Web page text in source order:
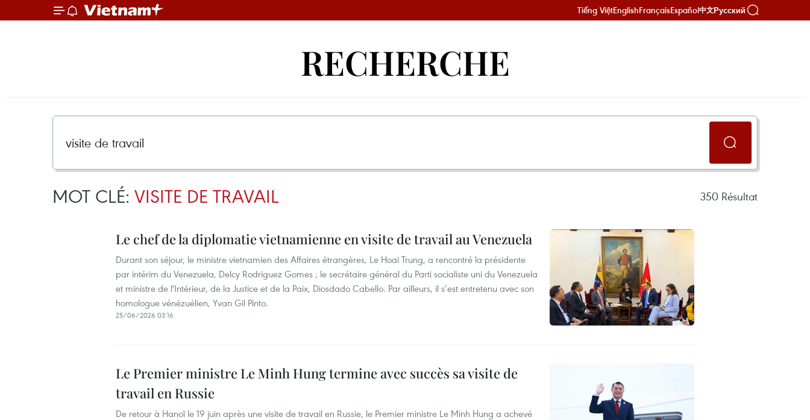
Tiếng ViệtEnglishFrançaisEspañol中文Русский
RECHERCHE
MOT CLÉ: VISITE DE TRAVAIL 350 Résultat
Le chef de la diplomatie vietnamienne en visite de travail au Venezuela
Durant son séjour, le ministre vietnamien des Affaires étrangères, Le Hoai Trung, a rencontré la présidente
par intérim du Venezuela, Delcy Rodriguez Gomes ; le secrétaire général du Parti socialiste uni du Venezuela
et ministre de l'Intérieur, de la Justice et de la Paix, Diosdado Cabello. Par ailleurs, il s’est entretenu avec son
homologue vénézuélien, Yvan Gil Pinto.
25/06/2026 03:16
Le Premier ministre Le Minh Hung termine avec succès sa visite de
travail en Russie
De retour à Hanoï le 19 juin après une visite de travail en Russie, le Premier ministre Le Minh Hung a achevé